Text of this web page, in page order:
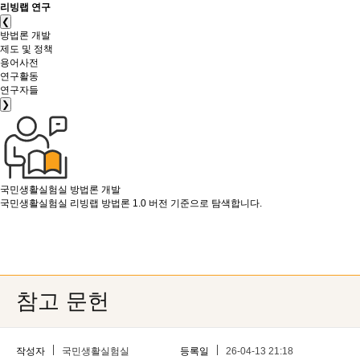
리빙랩 연구
❮
방법론 개발
제도 및 정책
용어사전
연구활동
연구자들
❯
국민생활실험실 방법론 개발
국민생활실험실 리빙랩 방법론 1.0 버전 기준으로 탐색합니다.
참고 문헌
작성자 국민생활실험실 등록일 26-04-13 21:18